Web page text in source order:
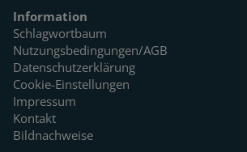
Information
Schlagwortbaum
Nutzungsbedingungen/AGB
Datenschutzerklärung
Cookie-Einstellungen
Impressum
Kontakt
Bildnachweise